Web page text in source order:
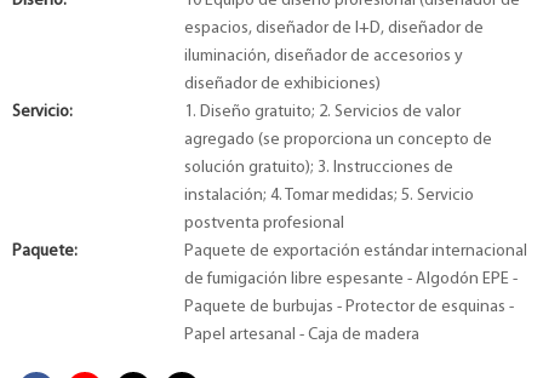
espacios, diseñador de I+D, diseñador de
iluminación, diseñador de accesorios y
diseñador de exhibiciones)
Servicio:
1. Diseño gratuito; 2. Servicios de valor
agregado (se proporciona un concepto de
solución gratuito); 3. Instrucciones de
instalación; 4. Tomar medidas; 5. Servicio
postventa profesional
Paquete:
Paquete de exportación estándar internacional
de fumigación libre espesante - Algodón EPE -
Paquete de burbujas - Protector de esquinas -
Papel artesanal - Caja de madera